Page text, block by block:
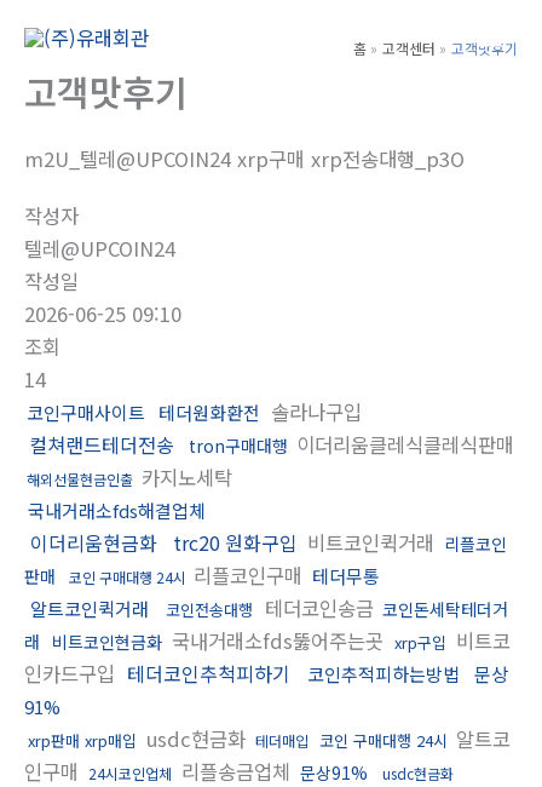
Main
홈 고객센터 고객맛후기
고객맛후기
m2U_텔레@UPCOIN24 xrp구매 xrp전송대행_p3O
작성자
텔레@UPCOIN24
작성일
2026-06-25 09:10
조회
14
코인구매사이트 테더원화환전 솔라나구입
컬쳐랜드테더전송
tron구매대행 이더리움클레식클레식판매
해외선물현금인출 카지노세탁
국내거래소fds해결업체
이더리움현금화 trc20 원화구입 비트코인퀵거래 리플코인
판매
코인 구매대행 24시 리플코인구매 테더무통
알트코인퀵거래
코인전송대행 테더코인송금 코인돈세탁테더거
래 비트코인현금화 국내거래소fds뚫어주는곳 xrp구입 비트코
인카드구입 테더코인추척피하기 코인추적피하는방법
문상
91%
xrp판매 xrp매입 usdc현금화 테더매입 코인 구매대행 24시 알트코
인구매
24시코인업체 리플송금업체 문상91% usdc현금화